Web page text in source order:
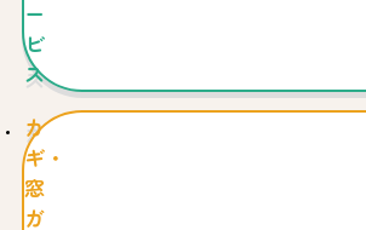
ー
ビ
ス
カ
ギ・
窓
ガ